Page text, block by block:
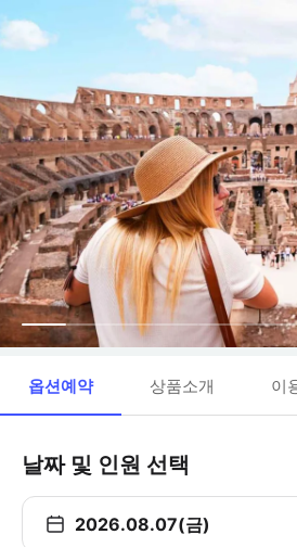
옵션예약 상품소개 이
날짜 및 인원 선택
2026.08.07(금)